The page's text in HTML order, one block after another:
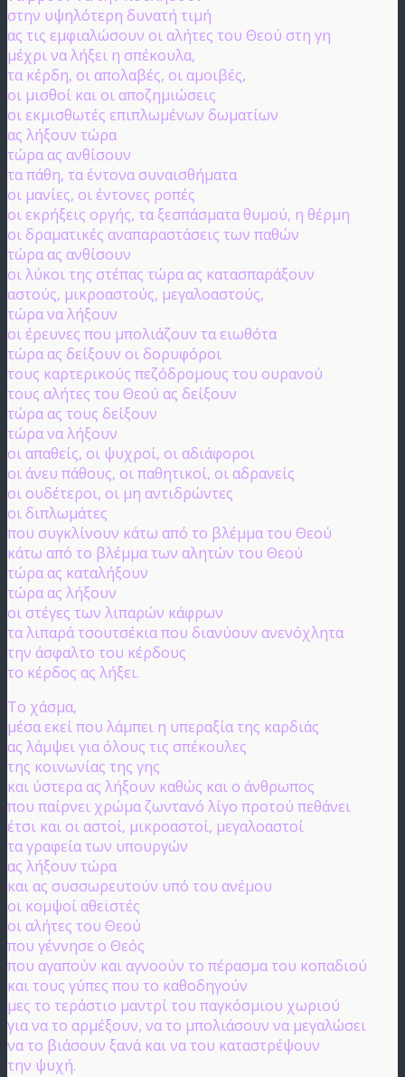
στην υψηλότερη δυνατή τιμή
ας τις εμφιαλώσουν οι αλήτες του Θεού στη γη
μέχρι να λήξει η σπέκουλα,
τα κέρδη, οι απολαβές, οι αμοιβές,
οι μισθοί και οι αποζημιώσεις
οι εκμισθωτές επιπλωμένων δωματίων
ας λήξουν τώρα
τώρα ας ανθίσουν
τα πάθη, τα έντονα συναισθήματα
οι μανίες, οι έντονες ροπές
οι εκρήξεις οργής, τα ξεσπάσματα θυμού, η θέρμη
οι δραματικές αναπαραστάσεις των παθών
τώρα ας ανθίσουν
οι λύκοι της στέπας τώρα ας κατασπαράξουν
αστούς, μικροαστούς, μεγαλοαστούς,
τώρα να λήξουν
οι έρευνες που μπολιάζουν τα ειωθότα
τώρα ας δείξουν οι δορυφόροι
τους καρτερικούς πεζόδρομους του ουρανού
τους αλήτες του Θεού ας δείξουν
τώρα ας τους δείξουν
τώρα να λήξουν
οι απαθείς, οι ψυχροί, οι αδιάφοροι
οι άνευ πάθους, οι παθητικοί, οι αδρανείς
οι ουδέτεροι, οι μη αντιδρώντες
οι διπλωμάτες
που συγκλίνουν κάτω από το βλέμμα του Θεού
κάτω από το βλέμμα των αλητών του Θεού
τώρα ας καταλήξουν
τώρα ας λήξουν
οι στέγες των λιπαρών κάφρων
τα λιπαρά τσουτσέκια που διανύουν ανενόχλητα
την άσφαλτο του κέρδους
το κέρδος ας λήξει.
Το χάσμα,
μέσα εκεί που λάμπει η υπεραξία της καρδιάς
ας λάμψει για όλους τις σπέκουλες
της κοινωνίας της γης
και ύστερα ας λήξουν καθώς και ο άνθρωπος
που παίρνει χρώμα ζωντανό λίγο προτού πεθάνει
έτσι και οι αστοί, μικροαστοί, μεγαλοαστοί
τα γραφεία των υπουργών
ας λήξουν τώρα
και ας συσσωρευτούν υπό του ανέμου
οι κομψοί αθεϊστές
οι αλήτες του Θεού
που γέννησε ο Θεός
που αγαπούν και αγνοούν το πέρασμα του κοπαδιού
και τους γύπες που το καθοδηγούν
μες το τεράστιο μαντρί του παγκόσμιου χωριού
για να το αρμέξουν, να το μπολιάσουν να μεγαλώσει
να το βιάσουν ξανά και να του καταστρέψουν
την ψυχή.